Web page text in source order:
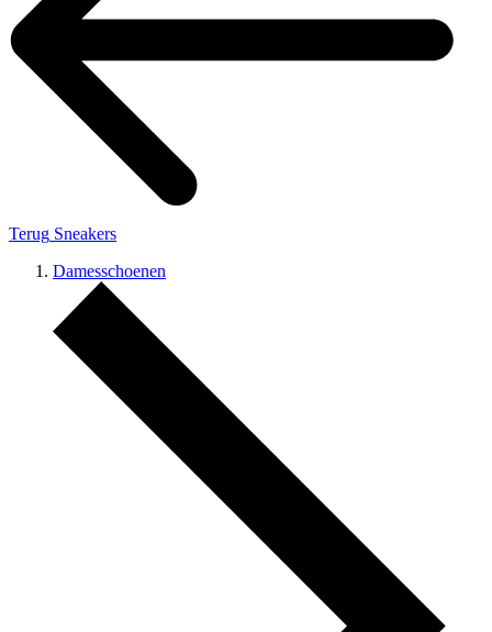
Terug Sneakers
Damesschoenen